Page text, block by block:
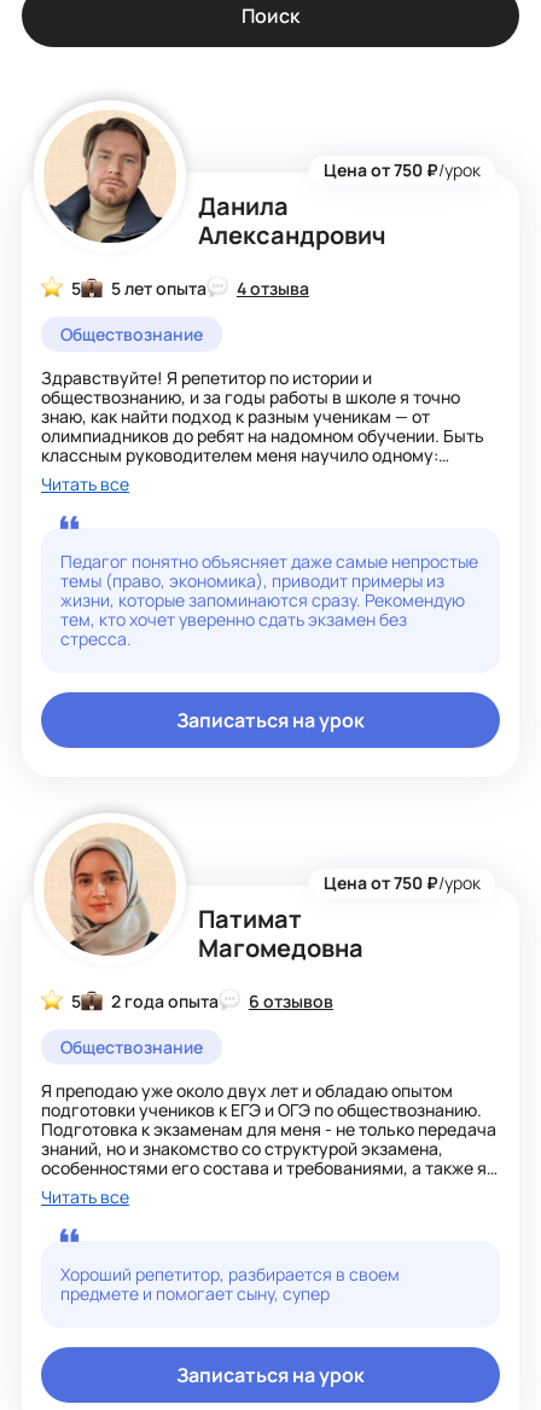
Поиск
Данила
Александрович
Цена от 750 ₽/урок
5 5 лет опыта
4 отзыва
Обществознание
Здравствуйте! Я репетитор по истории и
обществознанию, и за годы работы в школе я точно
знаю, как найти подход к разным ученикам — от
олимпиадников до ребят на надомном обучении. Быть
классным руководителем меня научило одному:
главное, не просто натаскать на ЕГЭ и ОГЭ, а объяснить
сложные темы так, чтобы их захотелось понять, и я
успешно готовлю к экзаменам без зубрежки. Мои
ученики и их родители не раз благодарили меня за
результат, а я, в свою очередь, постоянно изучаю
новые исследования и методики, чтобы делиться
только актуальными знаниями. А когда за барабанной
установкой отрабатываю ритм, вспоминаю, что и в
учебе важен свой темп — подберем его вместе на
первом же занятии.
Читать все
Педагог понятно объясняет даже самые непростые
темы (право, экономика), приводит примеры из
жизни, которые запоминаются сразу. Рекомендую
тем, кто хочет уверенно сдать экзамен без
стресса.
Записаться на урок
Патимат
Магомедовна
Цена от 750 ₽/урок
5 2 года опыта
6 отзывов
Обществознание
Я преподаю уже около двух лет и обладаю опытом
подготовки учеников к ЕГЭ и ОГЭ по обществознанию.
Подготовка к экзаменам для меня - не только передача
знаний, но и знакомство со структурой экзамена,
особенностями его состава и требованиями, а также я
делюсь личным опытом сдачи, который помогает
лучше понять, как подготовиться и пройти экзамен
успешно.
Образование у меня юридическое: я окончила
Юридический факультет и сейчас получаю второе
высшее образование. Это позволяет мне глубже
структурировать материал таким образом, чтобы он
был понятен и логичен для учеников.
Моя основная задача - не только подготовить к
Читать все
Хороший репетитор, разбирается в своем
предмете и помогает сыну, супер
Записаться на урок